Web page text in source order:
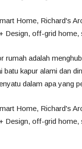
rumah adalah
batu kapur alami dan
dalam apa yang